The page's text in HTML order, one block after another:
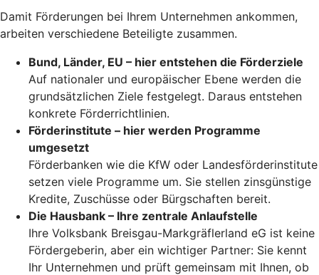
Damit Förderungen bei Ihrem Unternehmen ankommen,
arbeiten verschiedene Beteiligte zusammen.
Bund, Länder, EU – hier entstehen die Förderziele
Auf nationaler und europäischer Ebene werden die
grundsätzlichen Ziele festgelegt. Daraus entstehen
konkrete Förderrichtlinien.
Förderinstitute – hier werden Programme
umgesetzt
Förderbanken wie die KfW oder Landesförderinstitute
setzen viele Programme um. Sie stellen zinsgünstige
Kredite, Zuschüsse oder Bürgschaften bereit.
Die Hausbank – Ihre zentrale Anlaufstelle
Ihre Volksbank Breisgau-Markgräflerland eG ist keine
Fördergeberin, aber ein wichtiger Partner: Sie kennt
Ihr Unternehmen und prüft gemeinsam mit Ihnen, ob